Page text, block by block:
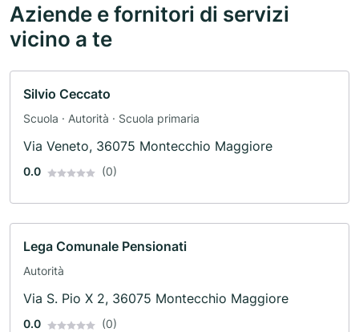
Aziende e fornitori di servizi
vicino a te
Silvio Ceccato
Scuola · Autorità · Scuola primaria
Via Veneto, 36075 Montecchio Maggiore
0.0 (0)
Lega Comunale Pensionati
Autorità
Via S. Pio X 2, 36075 Montecchio Maggiore
0.0 (0)